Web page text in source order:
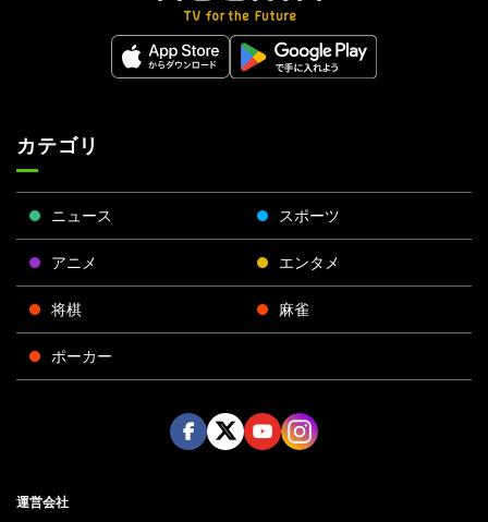
カテゴリ
ニュース スポーツ
アニメ エンタメ
将棋 麻雀
ポーカー
運営会社